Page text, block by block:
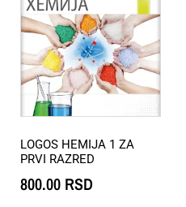
LOGOS HEMIJA 1 ZA
PRVI RAZRED
800.00 RSD